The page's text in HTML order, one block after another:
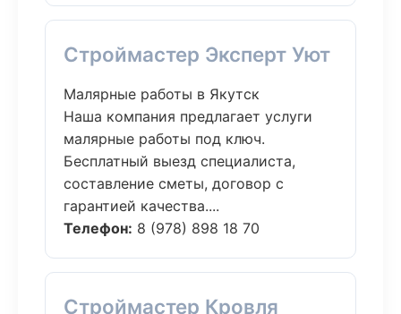
Строймастер Эксперт Уют
Малярные работы в Якутск
Наша компания предлагает услуги
малярные работы под ключ.
Бесплатный выезд специалиста,
составление сметы, договор с
гарантией качества....
Телефон: 8 (978) 898 18 70
Строймастер Кровля